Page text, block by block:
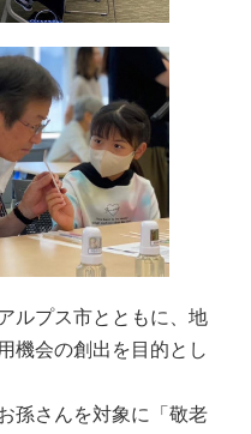
ルプス市とともに、地
機会の創出を目的とし
孫さんを対象に「敬老